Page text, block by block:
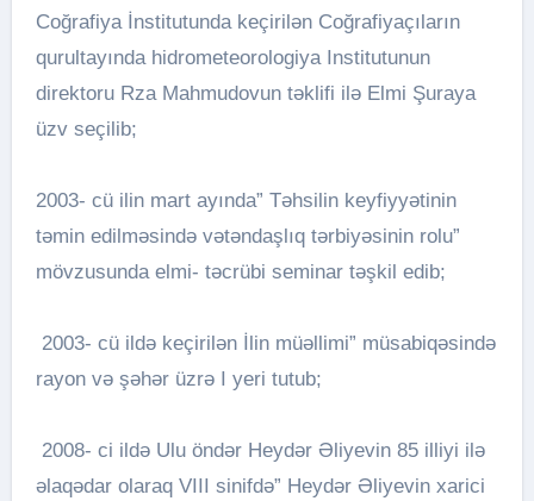
Coğrafiya İnstitutunda keçirilən Coğrafiyaçıların
qurultayında hidrometeorologiya Institutunun
direktoru Rza Mahmudovun təklifi ilə Elmi Şuraya
üzv seçilib;
2003- cü ilin mart ayında” Təhsilin keyfiyyətinin
təmin edilməsində vətəndaşlıq tərbiyəsinin rolu”
mövzusunda elmi- təcrübi seminar təşkil edib;
2003- cü ildə keçirilən İlin müəllimi” müsabiqəsində
rayon və şəhər üzrə I yeri tutub;
2008- ci ildə Ulu öndər Heydər Əliyevin 85 illiyi ilə
əlaqədar olaraq VIII sinifdə” Heydər Əliyevin xarici